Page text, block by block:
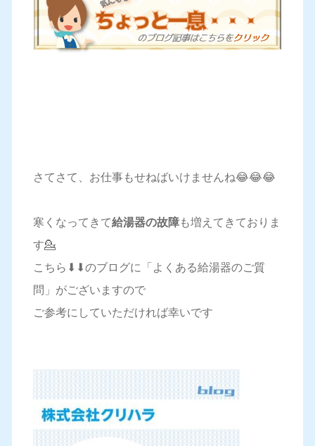
さてさて、お仕事もせねばいけませんね😂😂😂
寒くなってきて給湯器の故障も増えてきておりま
す💁
こちら⬇⬇のブログに「よくある給湯器のご質
問」がございますので
ご参考にしていただければ幸いです